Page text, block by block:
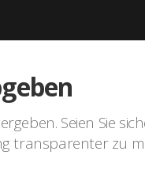
Seien Sie
transparenter zu